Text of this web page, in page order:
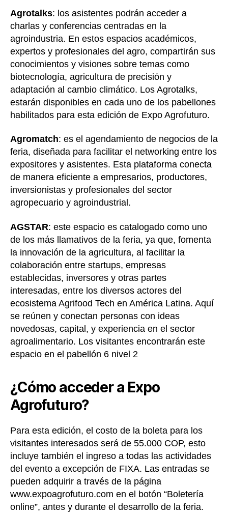
Agrotalks: los asistentes podrán acceder a
charlas y conferencias centradas en la
agroindustria. En estos espacios académicos,
expertos y profesionales del agro, compartirán sus
conocimientos y visiones sobre temas como
biotecnología, agricultura de precisión y
adaptación al cambio climático. Los Agrotalks,
estarán disponibles en cada uno de los pabellones
habilitados para esta edición de Expo Agrofuturo.
Agromatch: es el agendamiento de negocios de la
feria, diseñada para facilitar el networking entre los
expositores y asistentes. Esta plataforma conecta
de manera eficiente a empresarios, productores,
inversionistas y profesionales del sector
agropecuario y agroindustrial.
AGSTAR: este espacio es catalogado como uno
de los más llamativos de la feria, ya que, fomenta
la innovación de la agricultura, al facilitar la
colaboración entre startups, empresas
establecidas, inversores y otras partes
interesadas, entre los diversos actores del
ecosistema Agrifood Tech en América Latina. Aquí
se reúnen y conectan personas con ideas
novedosas, capital, y experiencia en el sector
agroalimentario. Los visitantes encontrarán este
espacio en el pabellón 6 nivel 2
¿Cómo acceder a Expo
Agrofuturo?
Para esta edición, el costo de la boleta para los
visitantes interesados será de 55.000 COP, esto
incluye también el ingreso a todas las actividades
del evento a excepción de FIXA. Las entradas se
pueden adquirir a través de la página
www.expoagrofuturo.com en el botón “Boletería
online”, antes y durante el desarrollo de la feria.